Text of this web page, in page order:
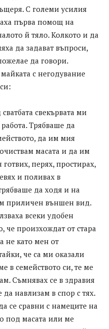
С големи усилия
първа помощ на
й тяло. Колкото и да
да задават въпроси,
да говори.
с негодувание
свекървата ми
Трябваше да
да им мия
масата и да им
перях, простирах,
и поливах в
да ходя и на
приличен външен вид.
всеки удобен
че произхождат от стара
не като мен от
че са ми оказали
в семейството си, те ме
Съмнявах се в здравия
навлизам в спор с тях.
се сравни с намеците на
под масата или ме